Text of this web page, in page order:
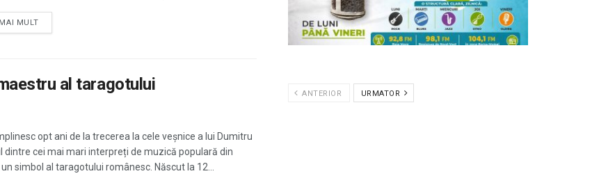
MULT
al taragotului
opt ani de la trecerea la cele veșnice a lui Dumitru
dintre cei mai mari interpreți de muzică populară din
simbol al taragotului românesc. Născut la 12...
ANTERIOR URMATOR